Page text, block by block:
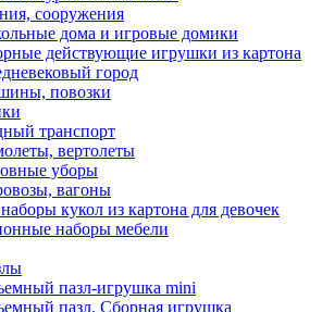
сооружения
дома и игровые домики
действующие игрушки из картона
город
повозки
транспорт
вертолеты
уборы
вагоны
кукол из картона для девочек
наборы мебели
пазл-игрушка mini
пазл. Сборная игрушка